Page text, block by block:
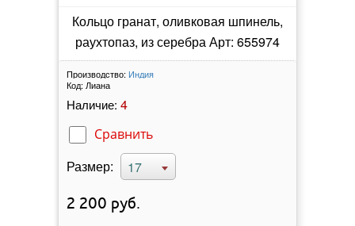
Кольцо гранат, оливковая шпинель,
раухтопаз, из серебра Арт: 655974
Производство: Индия
Код: Лиана
Наличие: 4
Сравнить
Размер: 17
2 200 руб.